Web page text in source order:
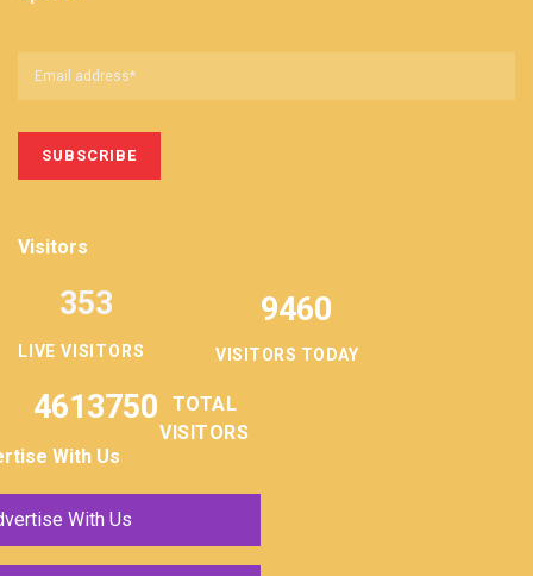
Visitors
LIVE VISITORS
353 9460
VISITORS TODAY
4613750
TOTAL
VISITORS
With Us
With Us